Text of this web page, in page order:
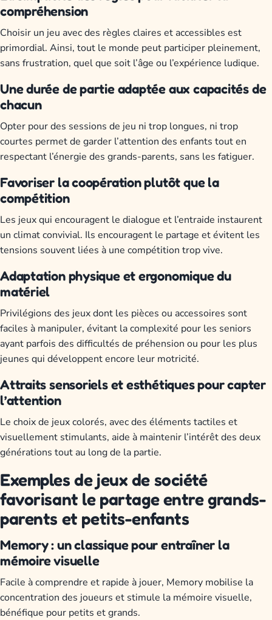
compréhension
Choisir un jeu avec des règles claires et accessibles est
primordial. Ainsi, tout le monde peut participer pleinement,
sans frustration, quel que soit l’âge ou l’expérience ludique.
Une durée de partie adaptée aux capacités de
chacun
Opter pour des sessions de jeu ni trop longues, ni trop
courtes permet de garder l’attention des enfants tout en
respectant l’énergie des grands-parents, sans les fatiguer.
Favoriser la coopération plutôt que la
compétition
Les jeux qui encouragent le dialogue et l’entraide instaurent
un climat convivial. Ils encouragent le partage et évitent les
tensions souvent liées à une compétition trop vive.
Adaptation physique et ergonomique du
matériel
Privilégions des jeux dont les pièces ou accessoires sont
faciles à manipuler, évitant la complexité pour les seniors
ayant parfois des difficultés de préhension ou pour les plus
jeunes qui développent encore leur motricité.
Attraits sensoriels et esthétiques pour capter
l’attention
Le choix de jeux colorés, avec des éléments tactiles et
visuellement stimulants, aide à maintenir l’intérêt des deux
générations tout au long de la partie.
Exemples de jeux de société
favorisant le partage entre grands-
parents et petits-enfants
Memory : un classique pour entraîner la
mémoire visuelle
Facile à comprendre et rapide à jouer, Memory mobilise la
concentration des joueurs et stimule la mémoire visuelle,
bénéfique pour petits et grands.